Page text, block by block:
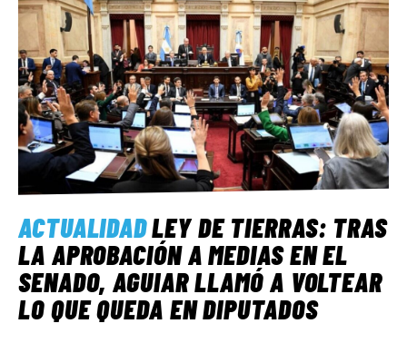
ACTUALIDADLEY DE TIERRAS: TRAS
LA APROBACIÓN A MEDIAS EN EL
SENADO, AGUIAR LLAMÓ A VOLTEAR
LO QUE QUEDA EN DIPUTADOS